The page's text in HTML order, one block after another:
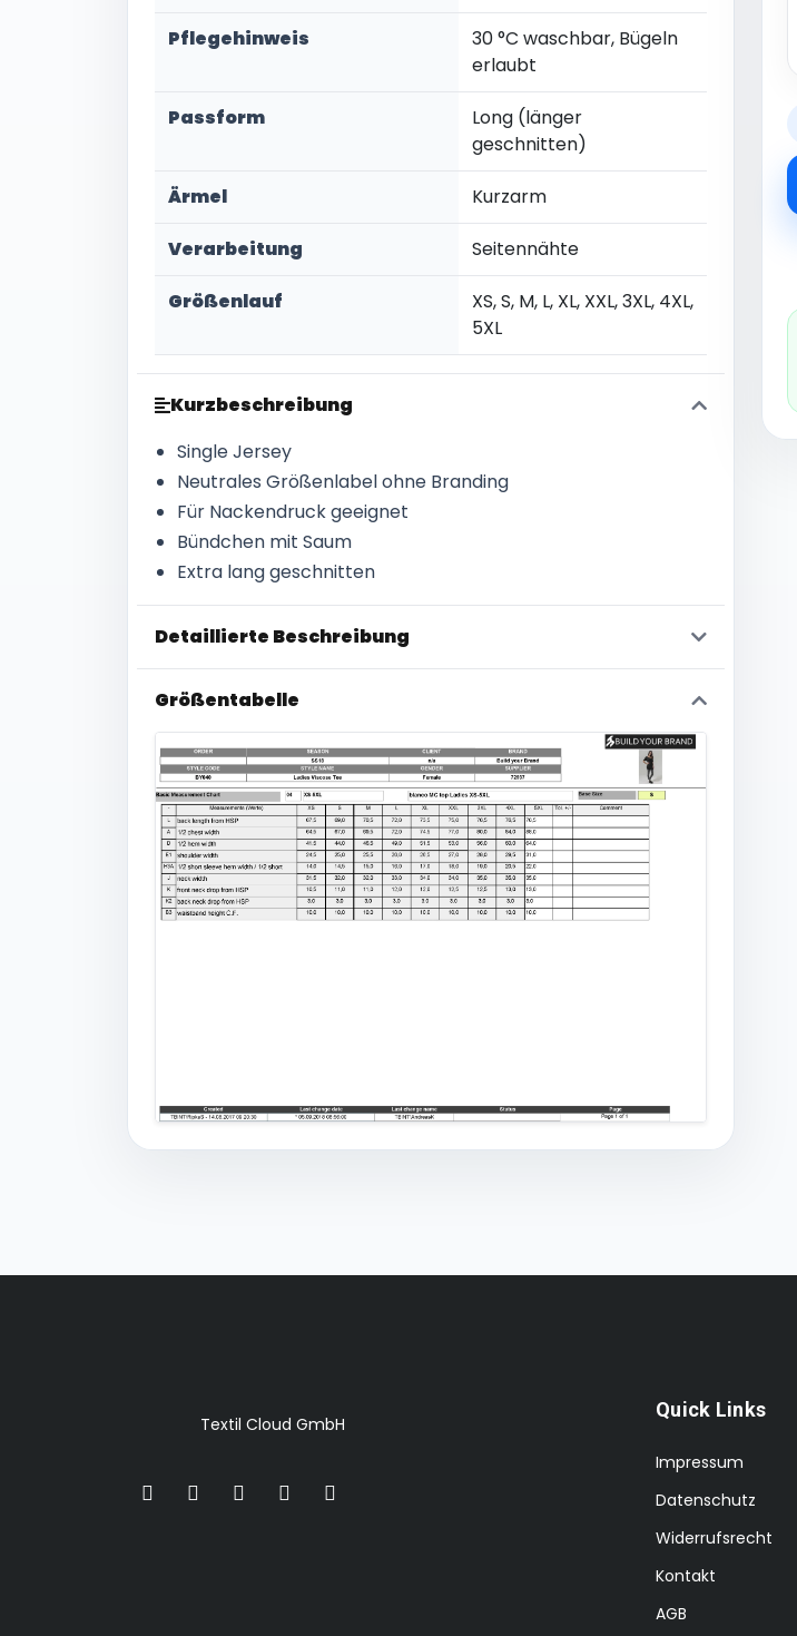
Pflegehinweis
30 °C waschbar, Bügeln
erlaubt
Passform
Long (länger
geschnitten)
Ärmel Kurzarm
Verarbeitung Seitennähte
Größenlauf
XS, S, M, L, XL, XXL, 3XL, 4XL,
5XL
Kurzbeschreibung
Single Jersey
Neutrales Größenlabel ohne Branding
Für Nackendruck geeignet
Bündchen mit Saum
Extra lang geschnitten
Detaillierte Beschreibung
Größentabelle
Textil Cloud GmbH
Quick Links
Impressum
Datenschutz
Widerrufsrecht
Kontakt
AGB